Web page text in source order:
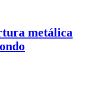
metálica